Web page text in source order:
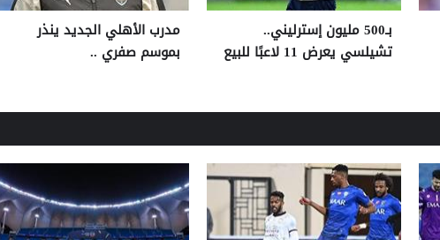
بـ500 مليون إسترليني..
تشيلسي يعرض 11 لاعبًا للبيع
مدرب الأهلي الجديد ينذر
بموسم صفري ..